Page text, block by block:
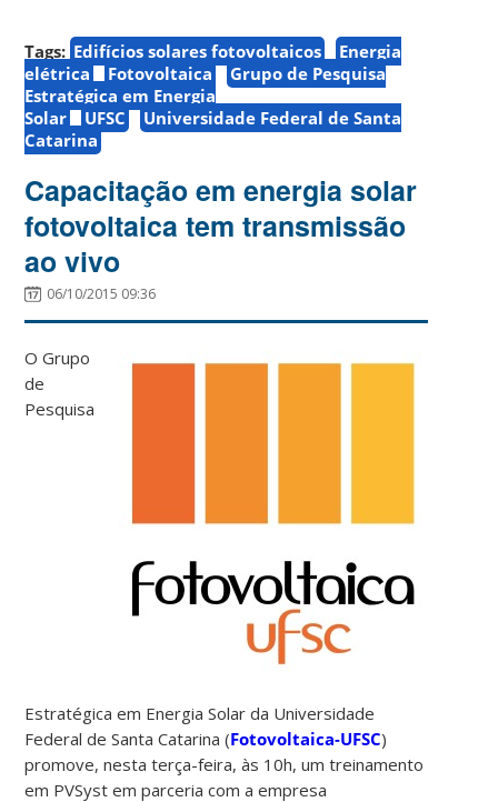
Tags: Edifícios solares fotovoltaicos
Energia
elétrica
Fotovoltaica
Grupo de Pesquisa
Estratégica em Energia
Solar
UFSC
Universidade Federal de Santa
Catarina
Capacitação em energia solar
fotovoltaica tem transmissão
ao vivo
06/10/2015 09:36
O Grupo
de
Pesquisa
Estratégica em Energia Solar da Universidade
Federal de Santa Catarina (Fotovoltaica-UFSC)
promove, nesta terça-feira, às 10h, um treinamento
em PVSyst em parceria com a empresa